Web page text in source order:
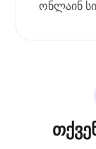
ონლაინ